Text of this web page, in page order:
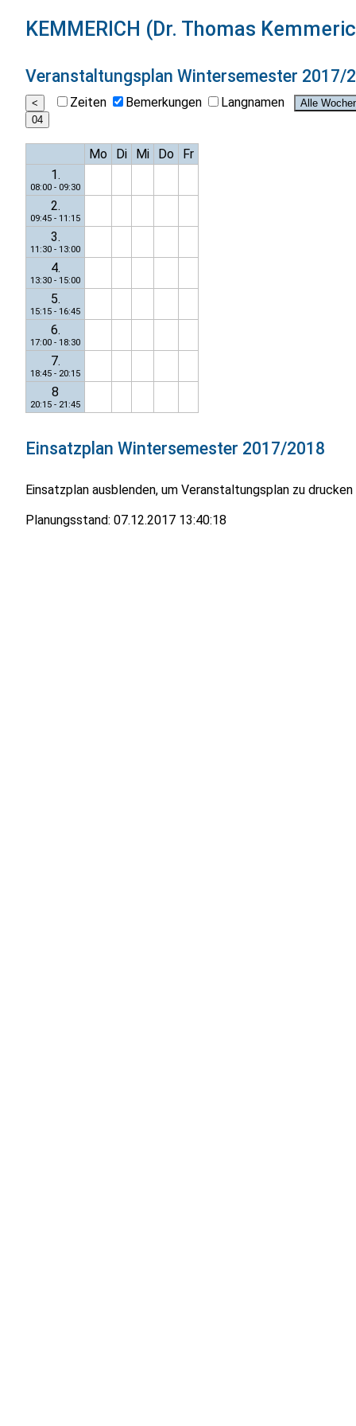
KEMMERICH (Dr. Thomas
Veranstaltungsplan Wintersemester 2017/
Zeiten Bemerkungen Langnamen
Mo Di Mi Do
Fr
1.
08:00 - 09:30
2.
09:45 - 11:15
3.
11:30 - 13:00
4.
13:30 - 15:00
5.
15:15 - 16:45
6.
17:00 - 18:30
7.
18:45 - 20:15
8
20:15 - 21:45
Einsatzplan Wintersemester 2017/2018
Einsatzplan ausblenden, um Veranstaltungsplan zu drucken
Planungsstand: 07.12.2017 13:40:18